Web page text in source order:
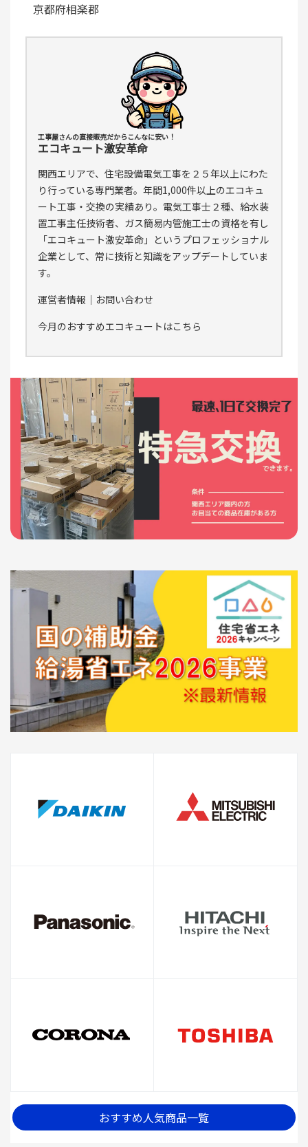
京都府相楽郡
工事屋さんの直接販売だからこんなに安い！
エコキュート激安革命
関西エリアで、住宅設備電気工事を２５年以上にわた
り行っている専門業者。年間1,000件以上のエコキュ
ート工事・交換の実績あり。電気工事士２種、給水装
置工事主任技術者、ガス簡易内管施工士の資格を有し
「エコキュート激安革命」というプロフェッショナル
企業として、常に技術と知識をアップデートしていま
す。
運営者情報 ｜ お問い合わせ
今月のおすすめエコキュートはこちら
おすすめ人気商品一覧